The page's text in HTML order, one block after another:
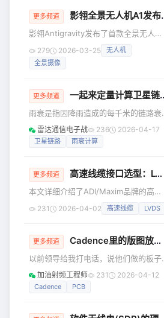
波束在目标方向的增益
（RadarGainCalculate）和测角斜差率
（RadarAngleDiffSlope）对应的解析公
式，并提供了源码实现，在此基础上可
根据当前波束指向和目标方向，快速地
更多频道 影翎全景无人机A1发布：249g机身+10公里图传
影翎Antigravity发布了首款全景无人机
A1，集成了360°全景影像、沉浸式飞行
视角和体感操控，重量仅249g，支持10
279 2026-03-25
无人机
全景摄像
更多频道 一起来定量计算卫星链路中的雨衰！
雨衰是指因降雨造成的每千米的链路衰
减（如图1）。使用此图表时，应从横坐
标上的频率开始看。垂直移动至预期的
的表给出了几种降雨量和雾密度的衰减
图曲线，接着将每千米的衰减乘以链路
穿过雨的距离。 图1 雨衰是频率和降雨
量的函数 对于空间链路，还有另一个复
仅适用于降雨开始的高度和地球站的高
度之间。 图
雷达通信电子战 236 2026-04-17
卫星链路 雨衰计算
更多频道 高速线缆接口选型：LVDS/SerDes/GMSL技术详解
本文详细介绍了ADI/Maxim品牌的高速
线缆组件，包括其接口选型、技术要点
以及兼容性指南。重点讨论了差分信
供了选型建议。
231 2026-04-02 高速线缆 LVDS
更多频道 Cadence里的版图放到ADS里面联合仿真的设置
以前领导给我打电话，说他们做的板子
性能达不到预期，怀疑是板上线宽的问
题。 虽然我觉得1GHz这个频率，板子的
加油射频工程师 231 2026-04-12
Cadence PCB